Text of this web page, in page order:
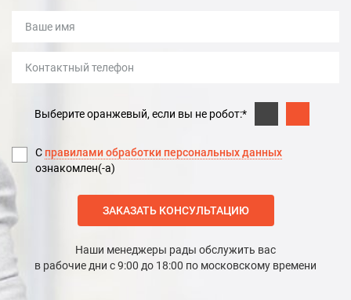
Выберите оранжевый, если вы не робот:*
С правилами обработки персональных данных
ознакомлен(-а)
ЗАКАЗАТЬ КОНСУЛЬТАЦИЮ
Наши менеджеры рады обслужить вас
в рабочие дни с 9:00 до 18:00 по московскому времени